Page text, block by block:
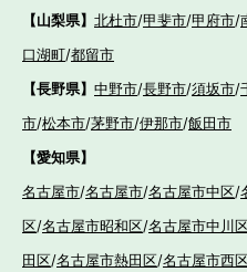
【山梨県】 北杜市/甲斐市/甲府市/
口湖町/都留市
【長野県】 中野市/長野市/須坂市/
市/松本市/茅野市/伊那市/飯田市
【愛知県】
名古屋市/名古屋市/名古屋市中区/
区/名古屋市昭和区/名古屋市中川
田区/名古屋市熱田区/名古屋市西